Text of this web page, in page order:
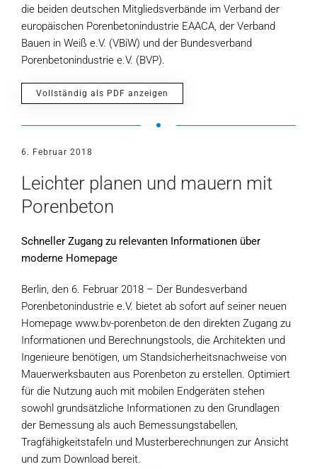
die beiden deutschen Mitgliedsverbände im Verband der
europäischen Porenbetonindustrie EAACA, der Verband
Bauen in Weiß e.V. (VBiW) und der Bundesverband
Porenbetonindustrie e.V. (BVP).
Vollständig als PDF anzeigen
6. Februar 2018
Leichter planen und mauern mit
Porenbeton
Schneller Zugang zu relevanten Informationen über
moderne Homepage
Berlin, den 6. Februar 2018 – Der Bundesverband
Porenbetonindustrie e.V. bietet ab sofort auf seiner neuen
Homepage www.bv-porenbeton.de den direkten Zugang zu
Informationen und Berechnungstools, die Architekten und
Ingenieure benötigen, um Standsicherheitsnachweise von
Mauerwerksbauten aus Porenbeton zu erstellen. Optimiert
für die Nutzung auch mit mobilen Endgeräten stehen
sowohl grundsätzliche Informationen zu den Grundlagen
der Bemessung als auch Bemessungstabellen,
Tragfähigkeitstafeln und Musterberechnungen zur Ansicht
und zum Download bereit.